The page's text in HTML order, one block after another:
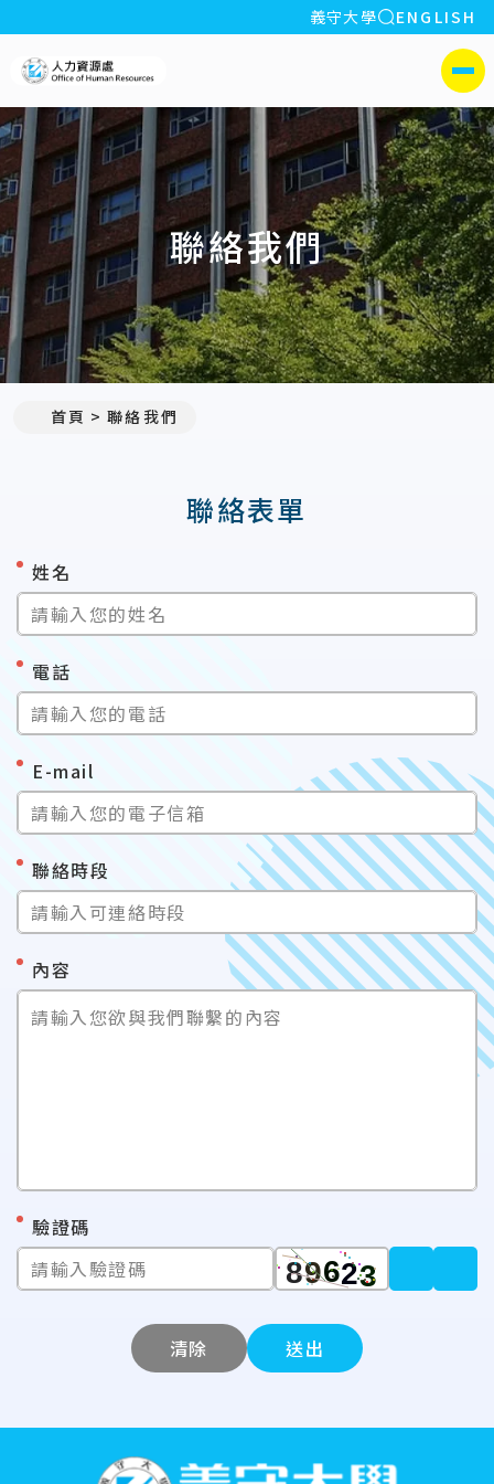
:::
義守大學 全站搜索
ENGLISH
側選單
聯絡我們
首頁 聯絡我們
聯絡表單
姓名
*
請輸入您的姓名
電話
*
請輸入您的電話
E-mail
*
請輸入您的電子信箱
聯絡時段
*
請輸入可連絡時段
內容
*
請輸入您欲與我們聯繫的內容
驗證碼
*
請輸入驗證碼
清除 送出